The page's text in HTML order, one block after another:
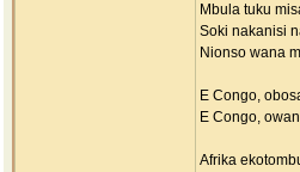
Mbula tuku
Soki nakanisi
Nionso wana
E Congo,
E Congo,
Afrika